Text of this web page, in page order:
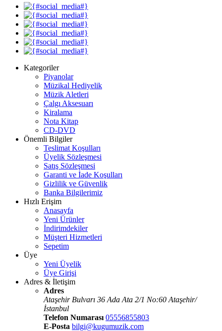
Kategoriler
Piyanolar
Müzikal Hediyelik
Müzik Aletleri
Çalgı Aksesuarı
Kiralama
Nota Kitap
CD-DVD
Önemli Bilgiler
Teslimat Koşulları
Üyelik Sözleşmesi
Satış Sözleşmesi
Garanti ve İade Koşulları
Gizlilik ve Güvenlik
Banka Bilgilerimiz
Hızlı Erişim
Anasayfa
Yeni Ürünler
İndirimdekiler
Müşteri Hizmetleri
Sepetim
Üye
Yeni Üyelik
Üye Girişi
Adres & İletişim
Adres
Ataşehir Bulvarı 36 Ada Ata 2/1 No:60 Ataşehir/
İstanbul
Telefon Numarası 05556855803
E-Posta bilgi@kugumuzik.com